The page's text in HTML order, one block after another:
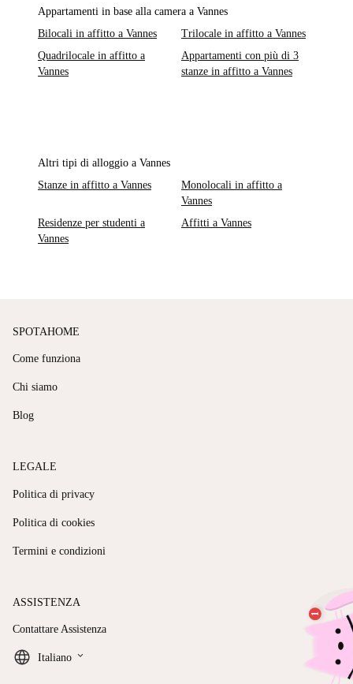
Appartamenti in base alla camera a Vannes
Bilocali in affitto a Vannes
Trilocale in affitto a Vannes
Quadrilocale in affitto a
Vannes
Appartamenti con più di 3
stanze in affitto a Vannes
Altri tipi di alloggio a Vannes
Stanze in affitto a Vannes
Monolocali in affitto a
Vannes
Residenze per studenti a
Vannes
Affitti a Vannes
SPOTAHOME
Come funziona
Chi siamo
Blog
LEGALE
Politica di privacy
Politica di cookies
Termini e condizioni
ASSISTENZA
Contattare Assistenza
Italiano keyboard_arrow_down